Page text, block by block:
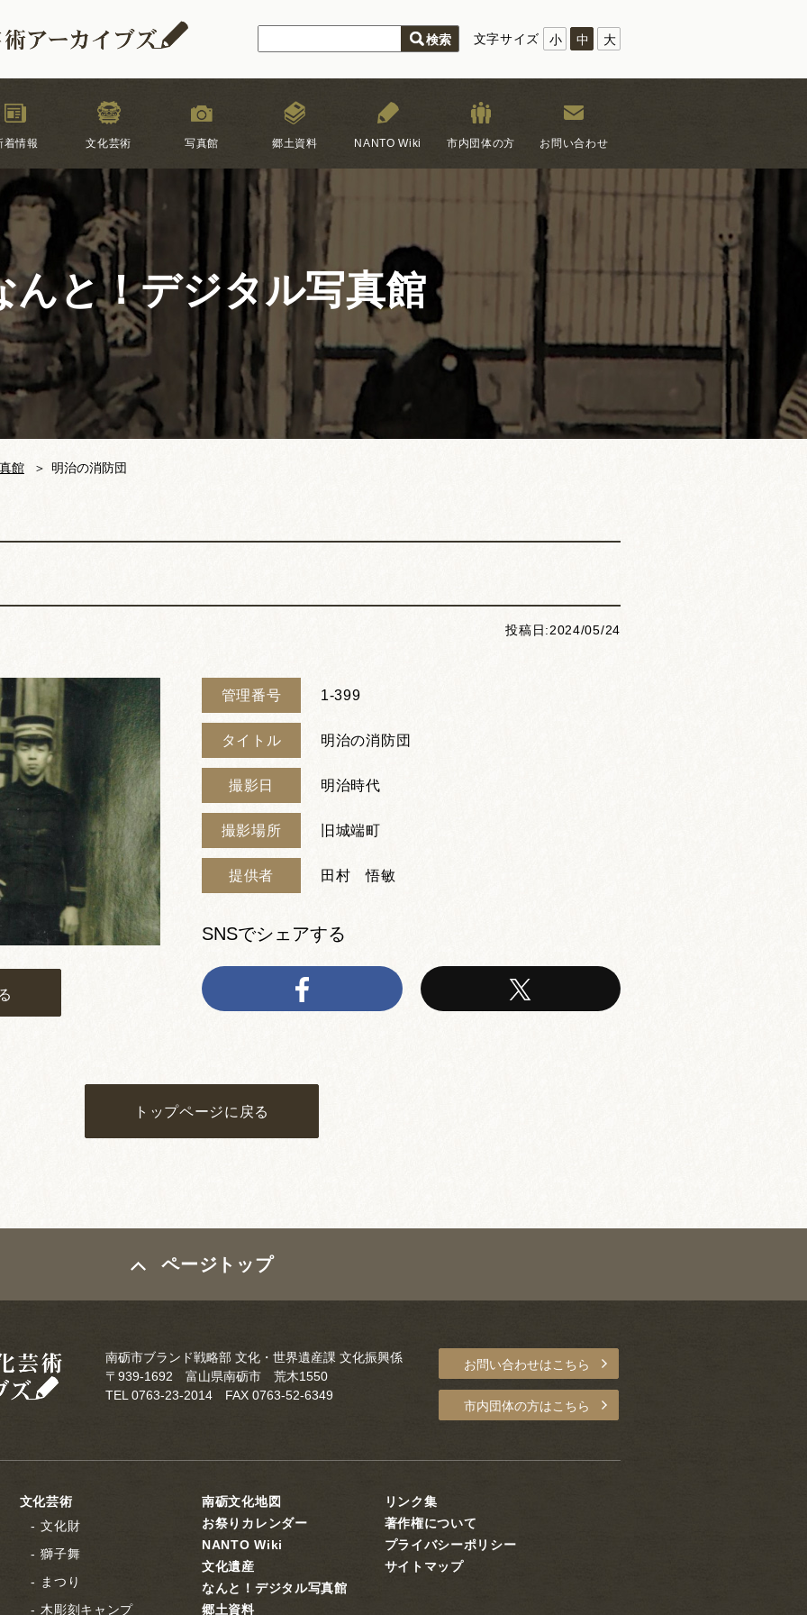
文字サイズ 小 中 大
着情報 文化芸術 写真館 郷土資料 NANTO Wiki 市内団体の方 お問い合わせ
んと！デジタル写真館
館 明治の消防団
投稿日:2024/05/24
管理番号 1-399
タイトル 明治の消防団
撮影日 明治時代
撮影場所 旧城端町
提供者 田村 悟敏
SNSでシェアする
トップページに戻る
ページトップ
南砺市ブランド戦略部 文化・世界遺産課 文化振興係
〒939-1692 富山県南砺市 荒木1550
TEL 0763-23-2014 FAX 0763-52-6349
お問い合わせはこちら
市内団体の方はこちら
文化芸術
文化財
獅子舞
まつり
木彫刻キャンプ
南砺文化地図
お祭りカレンダー
NANTO Wiki
文化遺産
なんと！デジタル写真館
郷土資料
リンク集
著作権について
プライバシーポリシー
サイトマップ